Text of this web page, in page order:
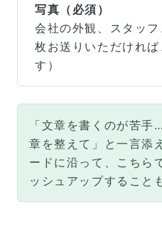
写真（必須）
会社の外観、スタッ
枚お送りいただけれ
す）
「文章を書くのが苦
章を整えて」と一言添
ードに沿って、こちら
ッシュアップすること